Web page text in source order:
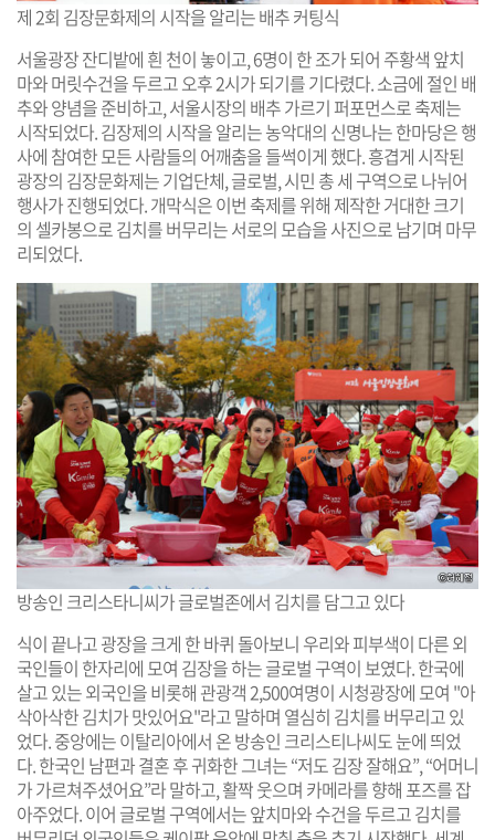
제 2회 김장문화제의 시작을 알리는 배추 커팅식
서울광장 잔디밭에 흰 천이 놓이고, 6명이 한 조가 되어 주황색 앞치
마와 머릿수건을 두르고 오후 2시가 되기를 기다렸다. 소금에 절인 배
추와 양념을 준비하고, 서울시장의 배추 가르기 퍼포먼스로 축제는
시작되었다. 김장제의 시작을 알리는 농악대의 신명나는 한마당은 행
사에 참여한 모든 사람들의 어깨춤을 들썩이게 했다. 흥겹게 시작된
광장의 김장문화제는 기업단체, 글로벌, 시민 총 세 구역으로 나뉘어
행사가 진행되었다. 개막식은 이번 축제를 위해 제작한 거대한 크기
의 셀카봉으로 김치를 버무리는 서로의 모습을 사진으로 남기며 마무
리되었다.
방송인 크리스타니씨가 글로벌존에서 김치를 담그고 있다
식이 끝나고 광장을 크게 한 바퀴 돌아보니 우리와 피부색이 다른 외
국인들이 한자리에 모여 김장을 하는 글로벌 구역이 보였다. 한국에
살고 있는 외국인을 비롯해 관광객 2,500여명이 시청광장에 모여 "아
삭아삭한 김치가 맛있어요"라고 말하며 열심히 김치를 버무리고 있
었다. 중앙에는 이탈리아에서 온 방송인 크리스티나씨도 눈에 띄었
다. 한국인 남편과 결혼 후 귀화한 그녀는 “저도 김장 잘해요”, “어머니
가 가르쳐주셨어요”라 말하고, 활짝 웃으며 카메라를 향해 포즈를 잡
아주었다. 이어 글로벌 구역에서는 앞치마와 수건을 두르고 김치를